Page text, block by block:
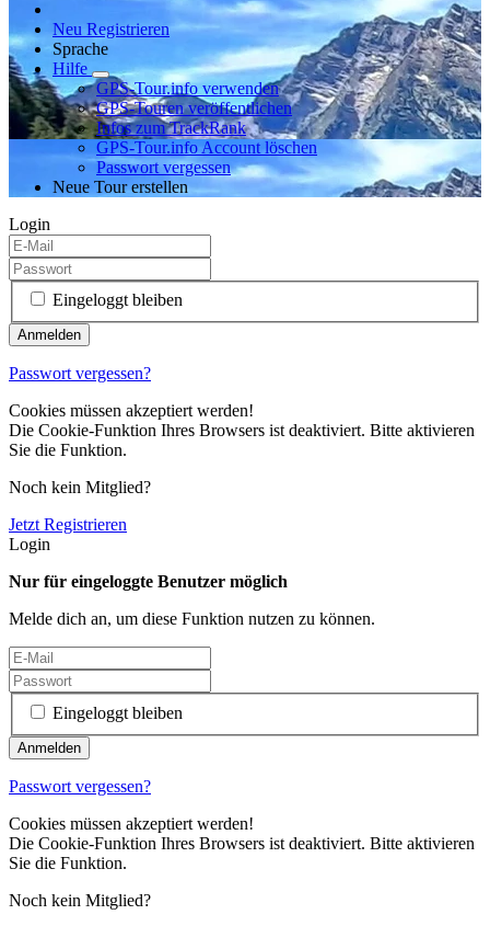
Neu Registrieren
Sprache
Hilfe
GPS-Tour.info verwenden
GPS-Touren veröffentlichen
Infos zum TrackRank
GPS-Tour.info Account löschen
Passwort vergessen
Neue Tour erstellen
Login
Eingeloggt bleiben
Passwort vergessen?
Cookies müssen akzeptiert werden!
Die Cookie-Funktion Ihres Browsers ist deaktiviert. Bitte aktivieren
Sie die Funktion.
Noch kein Mitglied?
Jetzt Registrieren
Login
Nur für eingeloggte Benutzer möglich
Melde dich an, um diese Funktion nutzen zu können.
Eingeloggt bleiben
Passwort vergessen?
Cookies müssen akzeptiert werden!
Die Cookie-Funktion Ihres Browsers ist deaktiviert. Bitte aktivieren
Sie die Funktion.
Noch kein Mitglied?